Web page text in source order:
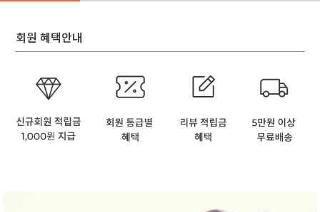
회원 혜택안내